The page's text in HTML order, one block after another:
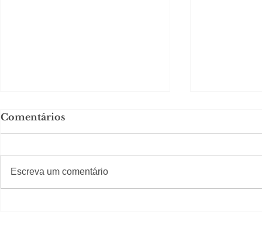
Comentários
Escreva um comentário
#Sugestões